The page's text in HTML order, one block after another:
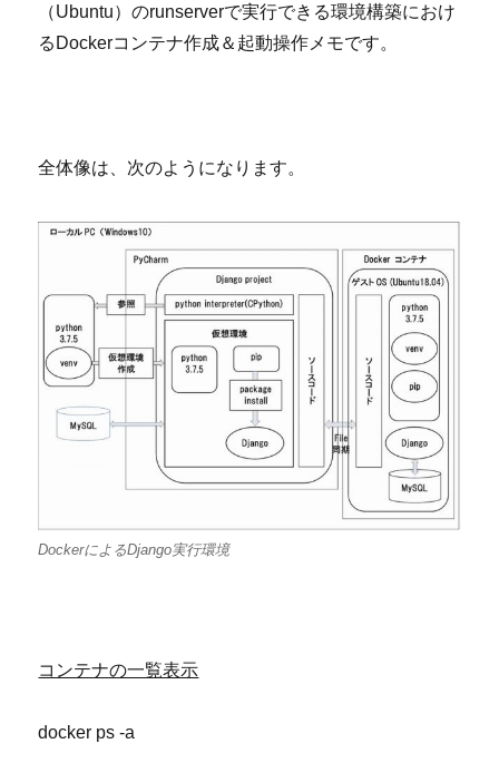
（Ubuntu）のrunserverで実行できる環境構築におけ
るDockerコンテナ作成＆起動操作メモです。
全体像は、次のようになります。
DockerによるDjango実行環境
コンテナの一覧表示
docker ps -a